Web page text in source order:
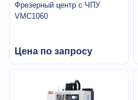
Фрезерный центр с ЧПУ
VMC1060
Цена по запросу